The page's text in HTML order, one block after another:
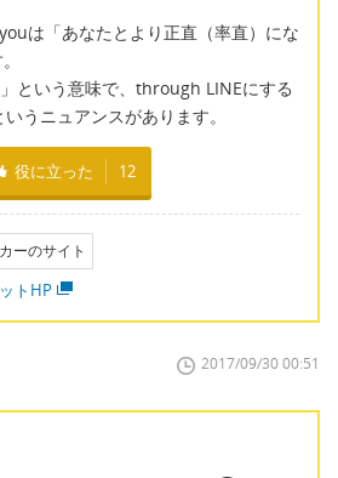
は「あなたとより正直（率直）にな
という意味で、through LINEにする
うニュアンスがあります。
役に立った 12
ーのサイト
トHP
2017/09/30 00:51